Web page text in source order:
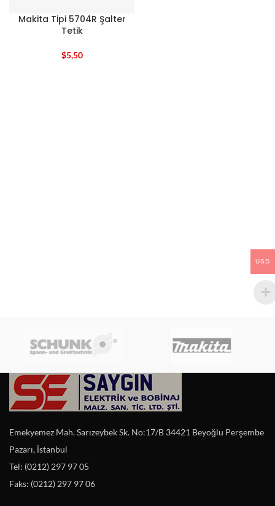
Makita Tipi 5704R Şalter
Tetik
$5,50
Emekyemez Mah. Sarızeybek Sk. No:17/B 34421 Beyoğlu Perşembe
Pazarı, İstanbul
Tel: (0212) 297 97 05
Faks: (0212) 297 97 06
USD